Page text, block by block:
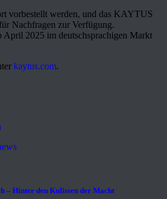
vorbestellt werden, und das KAYTUS
Nachfragen zur Verfügung.
2025 im deutschsprachigen Markt
kaytus.com.
– Hinter den Kulissen der Macht